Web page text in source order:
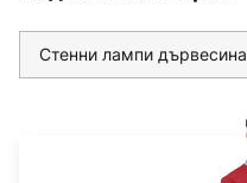
Стенни лампи дървесина